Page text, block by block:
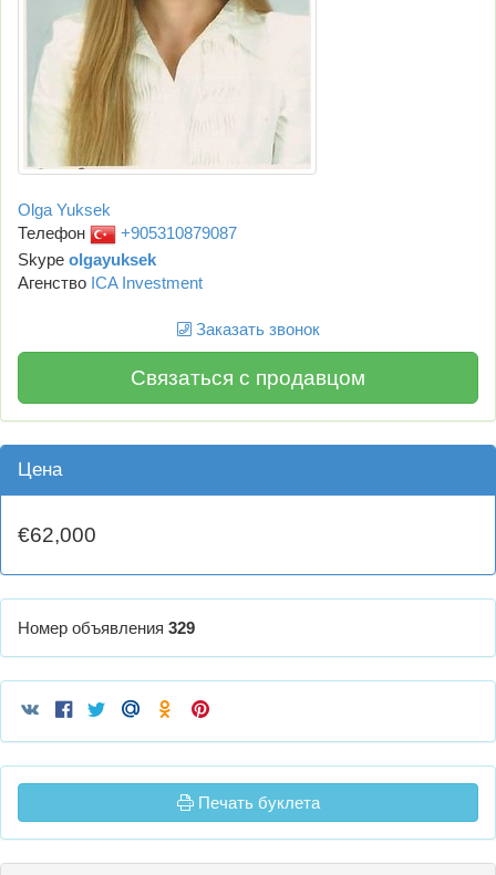
Olga Yuksek
Телефон
+905310879087
Skype olgayuksek
Агенство ICA Investment
Заказать звонок
Связаться с продавцом
Цена
€62,000
Номер объявления 329
Печать буклета